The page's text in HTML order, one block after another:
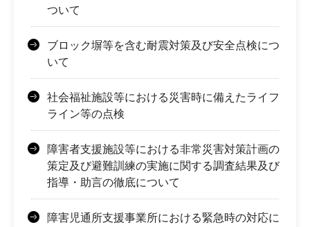
ついて
ブロック塀等を含む耐震対策及び安全点検につ
いて
社会福祉施設等における災害時に備えたライフ
ライン等の点検
障害者支援施設等における非常災害対策計画の
策定及び避難訓練の実施に関する調査結果及び
指導・助言の徹底について
障害児通所支援事業所における緊急時の対応に